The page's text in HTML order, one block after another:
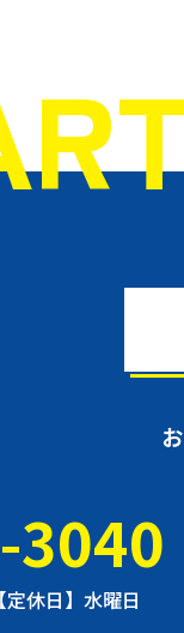
3040
休日】水曜日